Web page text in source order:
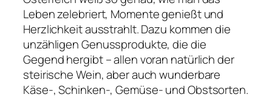
Leben zelebriert, Momente genießt und
Herzlichkeit ausstrahlt. Dazu kommen die
unzähligen Genussprodukte, die die
Gegend hergibt – allen voran natürlich der
steirische Wein, aber auch wunderbare
Käse-, Schinken-, Gemüse- und Obstsorten.